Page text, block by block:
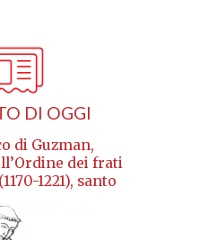
DI OGGI
di Guzman,
dei frati
1221), santo